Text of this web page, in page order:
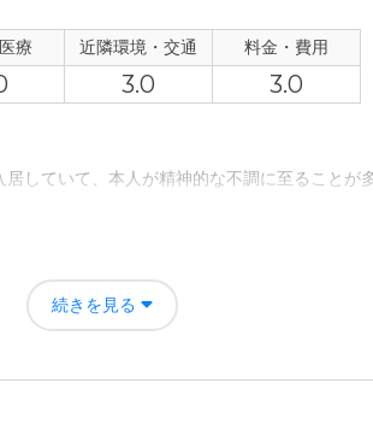
おしゃれ感を感じた。部屋の広さも一人で暮
医師も日替わりで施設に往診されているので
い道で２０分程度で行けるので、面会、差し
療 近隣環境・交通 料金・費用
3.0 3.0
していて、本人が精神的な不調に至ることが
きている。スタッフも温かく、すぐに適切な
続きを見る